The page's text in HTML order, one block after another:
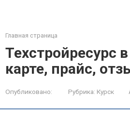
Главная страница
Техстройресурс
карте, прайс,
Опубликовано: Рубрика: Курск